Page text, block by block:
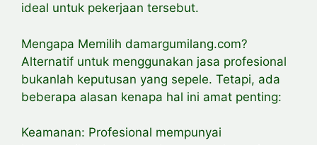
ideal untuk pekerjaan tersebut.
Mengapa Memilih damargumilang.com?
Alternatif untuk menggunakan jasa profesional
bukanlah keputusan yang sepele. Tetapi, ada
beberapa alasan kenapa hal ini amat penting:
Keamanan: Profesional mempunyai